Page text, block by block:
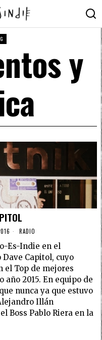
y
RADIO
Es-Indie en el
Capitol, cuyo
el Top de mejores
año 2015. En equipo de
nunca ya que estuvo
Illán
Boss Pablo Riera en la